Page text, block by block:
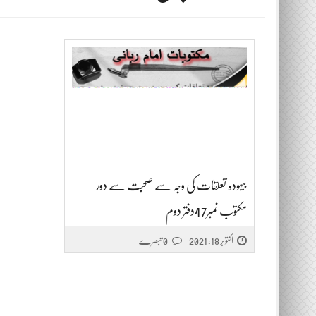
بیہودہ تعلقات کی وجہ سے صحبت سے دور
مکتوب نمبر47دفتر دوم
اکتوبر 18, 2021